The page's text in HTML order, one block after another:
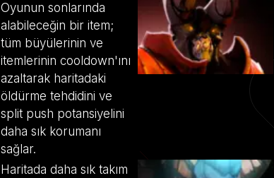
Oyunun sonlarında
alabileceğin bir item;
tüm büyülerinin ve
itemlerinin cooldown'ını
azaltarak haritadaki
öldürme tehdidini ve
split push potansiyelini
daha sık korumanı
sağlar.
Haritada daha sık takım